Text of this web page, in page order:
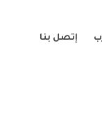
إتصل بنا